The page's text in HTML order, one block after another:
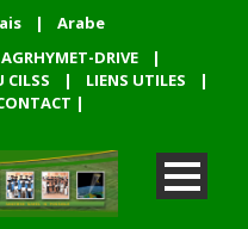
|
Arabe
AGRHYMET-DRIVE
|
CILSS
| LIENS UTILES
|
|